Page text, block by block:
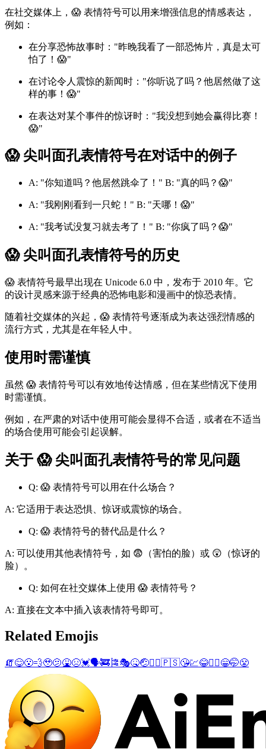
在社交媒体上，😱 表情符号可以用来增强信息的情感表达，
例如：
在分享恐怖故事时："昨晚我看了一部恐怖片，真是太可
怕了！😱"
在讨论令人震惊的新闻时："你听说了吗？他居然做了这
样的事！😱"
在表达对某个事件的惊讶时："我没想到她会赢得比赛！
😱"
😱 尖叫面孔表情符号在对话中的例子
A: "你知道吗？他居然跳伞了！" B: "真的吗？😱"
A: "我刚刚看到一只蛇！" B: "天哪！😱"
A: "我考试没复习就去考了！" B: "你疯了吗？😱"
😱 尖叫面孔表情符号的历史
😱 表情符号最早出现在 Unicode 6.0 中，发布于 2010 年。它
的设计灵感来源于经典的恐怖电影和漫画中的惊恐表情。
随着社交媒体的兴起，😱 表情符号逐渐成为表达强烈情感的
流行方式，尤其是在年轻人中。
使用时需谨慎
虽然 😱 表情符号可以有效地传达情感，但在某些情况下使用
时需谨慎。
例如，在严肃的对话中使用可能会显得不合适，或者在不适当
的场合使用可能会引起误解。
关于 😱 尖叫面孔表情符号的常见问题
Q: 😱 表情符号可以用在什么场合？
A: 它适用于表达恐惧、惊讶或震惊的场合。
Q: 😱 表情符号的替代品是什么？
A: 可以使用其他表情符号，如 😨（害怕的脸）或 😲（惊讶的
脸）。
Q: 如何在社交媒体上使用 😱 表情符号？
A: 直接在文本中插入该表情符号即可。
Related Emojis
🧯😋😮‍💨🥹🫤🤮😣💓🗣️🚒 🎏🎭🤒🤕👳‍♂️🇵🇸😘💹😂🤽‍♂️😁🤭😤